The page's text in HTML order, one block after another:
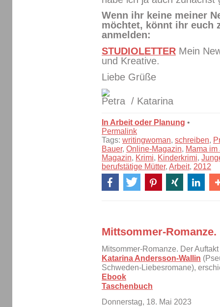
Wenn ihr keine meiner
möchtet, könnt ihr euch
anmelden:
STUDIOLETTER Mein
und Kreative.
Liebe Grüße
/ Katarina
In Arbeit oder Planung •
Permalink
Tags: writingwoman, schreiben,
Bauer, Online-Magazin, Mama im
Magazin, Krimi, Kinderkrimi,
berufstätige Mütter, Arbeit, 2012
Mittsommer-
Mitsommer-Romanze. Der
Katarina Andersson-Wallin
Schweden-Liebesromane),
Ebook
Taschenbuch
Donnerstag, 18. Mai 2023